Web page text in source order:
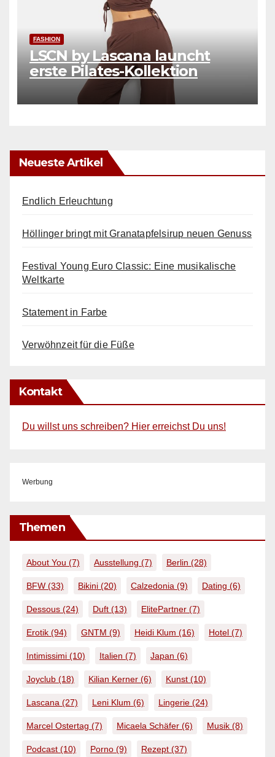
FASHION
LSCN by Lascana launcht
erste Pilates-Kollektion
Neueste Artikel
Endlich Erleuchtung
Höllinger bringt mit Granatapfelsirup neuen Genuss
Festival Young Euro Classic: Eine musikalische
Weltkarte
Statement in Farbe
Verwöhnzeit für die Füße
Kontakt
Du willst uns schreiben? Hier erreichst Du uns!
Werbung
Themen
About You (7) Ausstellung (7) Berlin (28)
BFW (33) Bikini (20) Calzedonia (9) Dating (6)
Dessous (24) Duft (13) ElitePartner (7)
Erotik (94) GNTM (9) Heidi Klum (16) Hotel (7)
Intimissimi (10) Italien (7) Japan (6)
Joyclub (18) Kilian Kerner (6) Kunst (10)
Lascana (27) Leni Klum (6) Lingerie (24)
Marcel Ostertag (7) Micaela Schäfer (6) Musik (8)
Podcast (10) Porno (9) Rezept (37)